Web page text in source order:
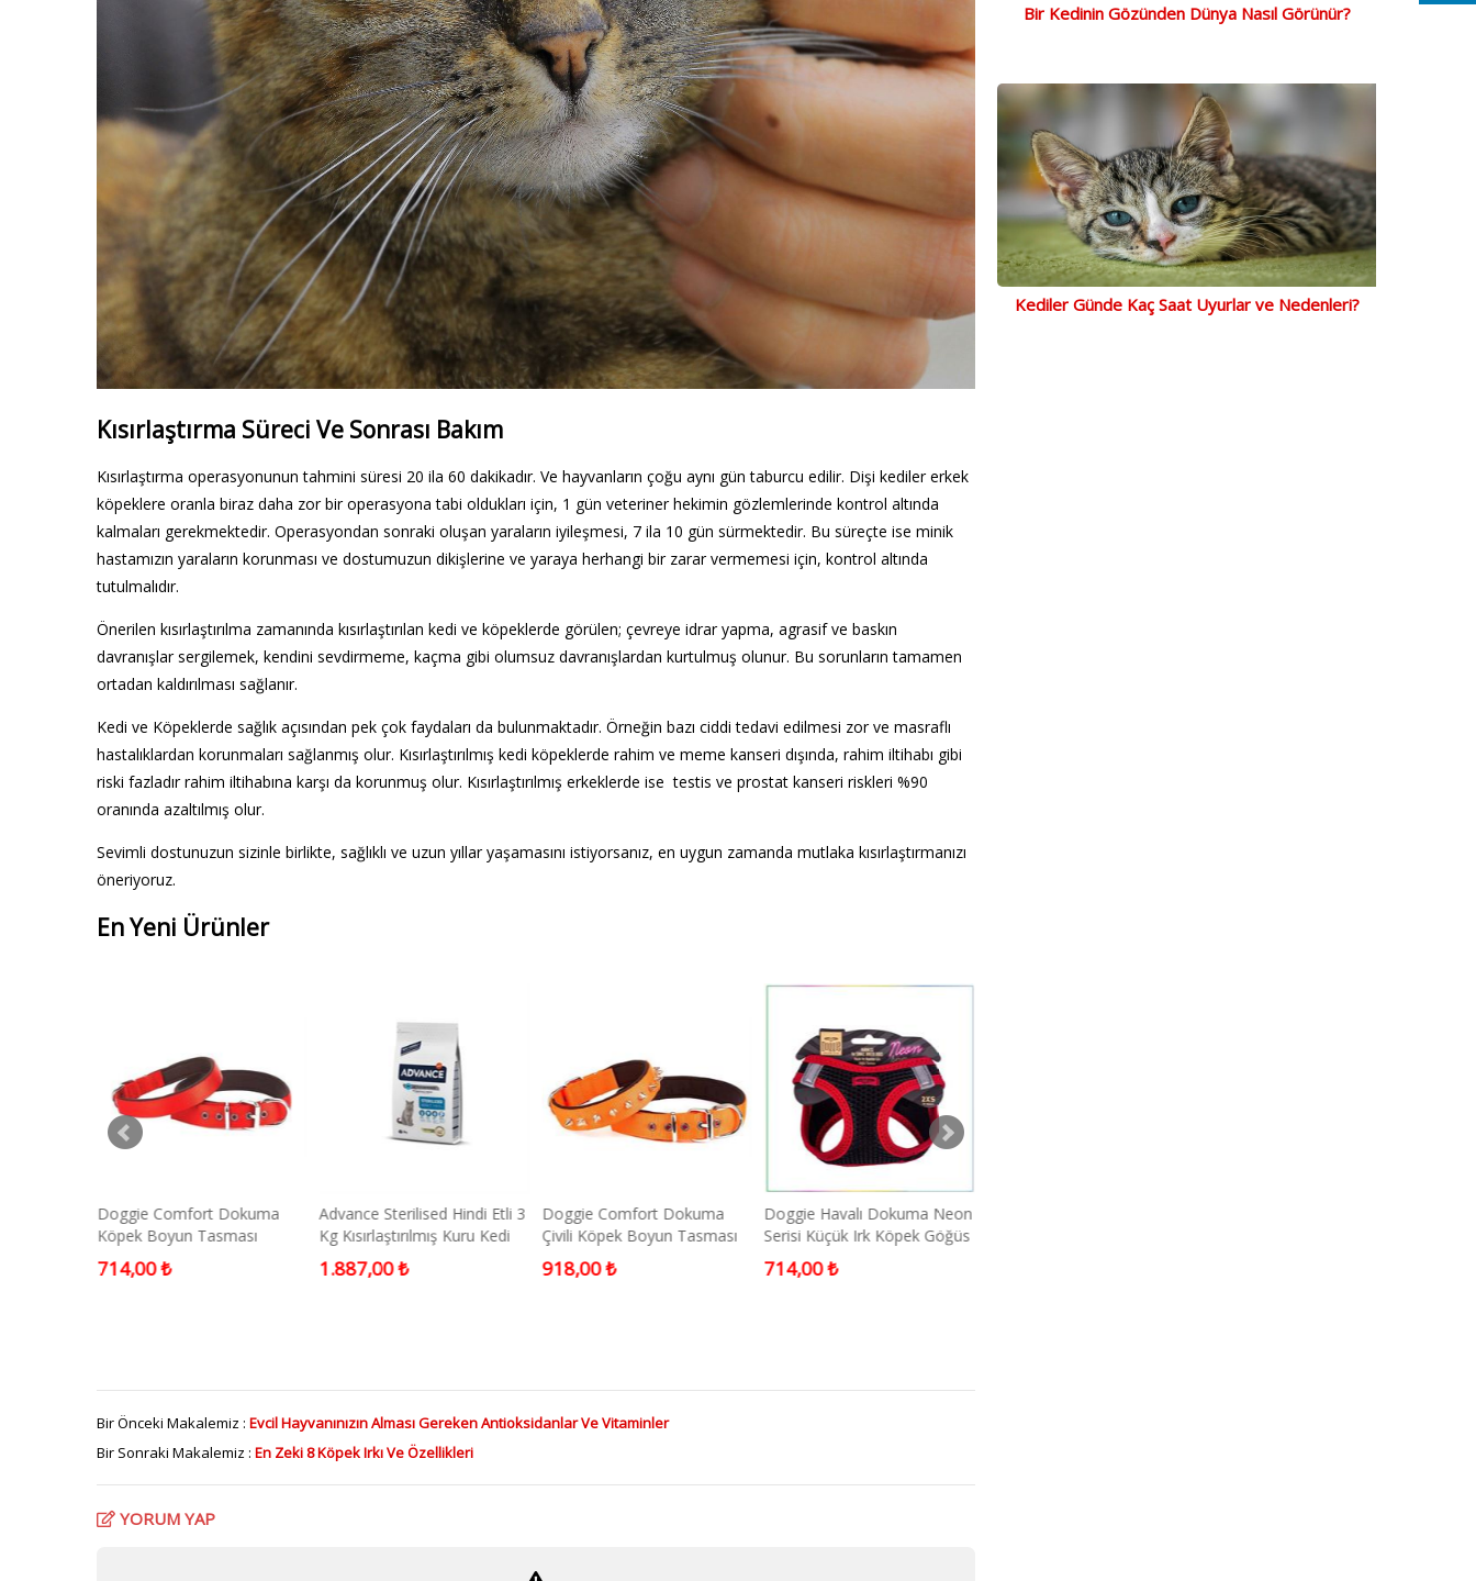
Kısırlaştırma Süreci Ve Sonrası Bakım
Kısırlaştırma operasyonunun tahmini süresi 20 ila 60 dakikadır. Ve hayvanların çoğu aynı gün taburcu edilir. Dişi kediler erkek
köpeklere oranla biraz daha zor bir operasyona tabi oldukları için, 1 gün veteriner hekimin gözlemlerinde kontrol altında
kalmaları gerekmektedir. Operasyondan sonraki oluşan yaraların iyileşmesi, 7 ila 10 gün sürmektedir. Bu süreçte ise minik
hastamızın yaraların korunması ve dostumuzun dikişlerine ve yaraya herhangi bir zarar vermemesi için, kontrol altında
tutulmalıdır.
Önerilen kısırlaştırılma zamanında kısırlaştırılan kedi ve köpeklerde görülen; çevreye idrar yapma, agrasif ve baskın
davranışlar sergilemek, kendini sevdirmeme, kaçma gibi olumsuz davranışlardan kurtulmuş olunur. Bu sorunların tamamen
ortadan kaldırılması sağlanır.
Kedi ve Köpeklerde sağlık açısından pek çok faydaları da bulunmaktadır. Örneğin bazı ciddi tedavi edilmesi zor ve masraflı
hastalıklardan korunmaları sağlanmış olur. Kısırlaştırılmış kedi köpeklerde rahim ve meme kanseri dışında, rahim iltihabı gibi
riski fazladır rahim iltihabına karşı da korunmuş olur. Kısırlaştırılmış erkeklerde ise testis ve prostat kanseri riskleri %90
oranında azaltılmış olur.
Sevimli dostunuzun sizinle birlikte, sağlıklı ve uzun yıllar yaşamasını istiyorsanız, en uygun zamanda mutlaka kısırlaştırmanızı
öneriyoruz.
En Yeni Ürünler
Doggie Comfort Dokuma
Köpek Boyun Tasması
Medium Kırmızı 3x42-50 Cm
714,00 ₺
Advance Sterilised Hindi Etli 3
Kg Kısırlaştırılmış Kuru Kedi
Maması
1.887,00 ₺
Doggie Comfort Dokuma
Çivili Köpek Boyun Tasması
Medium Turuncu 3x42-50 Cm
918,00 ₺
Doggie Havalı Dokuma Neon
Serisi Küçük Irk Köpek Göğüs
Tasması Kırmızı 2XS-26-
30CM
714,00 ₺
Bir Önceki Makalemiz : Evcil Hayvanınızın Alması Gereken Antioksidanlar Ve Vitaminler
Bir Sonraki Makalemiz : En Zeki 8 Köpek Irkı Ve Özellikleri
YORUM YAP
Bir Kedinin Gözünden Dünya Nasıl Görünür?
Kediler Günde Kaç Saat Uyurlar ve Nedenleri?